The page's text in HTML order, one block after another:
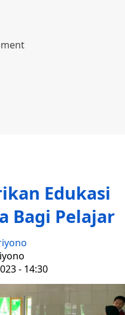
Edukasi
Bagi Pelajar
- 14:30